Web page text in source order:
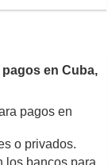
en Cuba,
pagos en
o privados.
los bancos para